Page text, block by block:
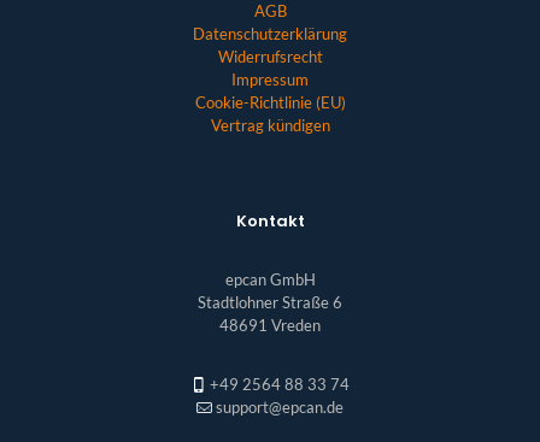
AGB
Datenschutzerklärung
Widerrufsrecht
Impressum
Cookie-Richtlinie (EU)
Vertrag kündigen
Kontakt
epcan GmbH
Stadtlohner Straße 6
48691 Vreden
+49 2564 88 33 74
support@epcan.de